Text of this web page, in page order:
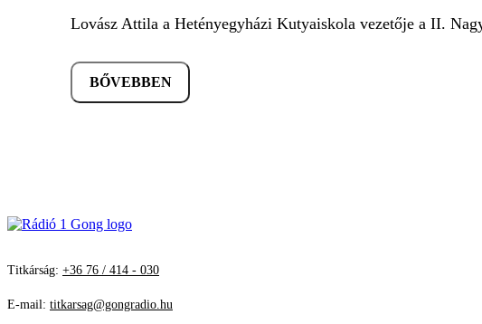
Lovász Attila a Hetényegyházi Kutyaiskola vezetője a II.
BŐVEBBEN
Titkárság: +36 76 / 414 - 030
E-mail: titkarsag@gongradio.hu